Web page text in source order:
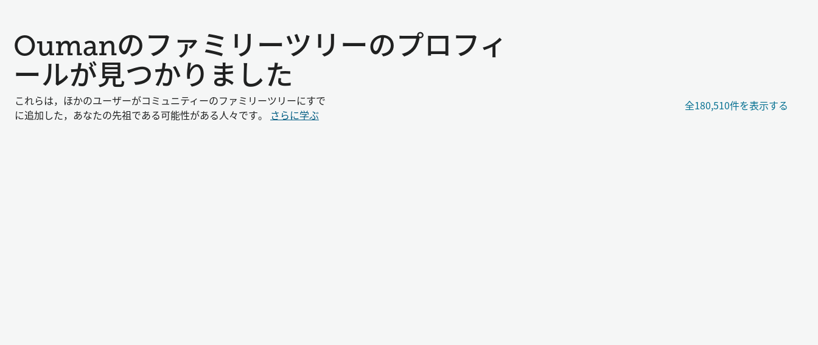
Oumanのファミリーツリーのプロフィ
ールが見つかりました
これらは，ほかのユーザーがコミュニティーのファミリーツリーにすで
に追加した，あなたの先祖である可能性がある人々です。 さらに学ぶ
全180,510件を表示する